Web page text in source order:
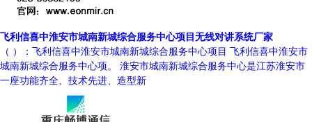
飞利信喜中淮安市城南新城综合服务中心项目无线对讲系统厂家
（ ）：飞利信喜中淮安市城南新城综合服务中心项目 飞利信喜中淮安市
城南新城综合服务中心项。 淮安市城南新城综合服务中心是江苏淮安市
一座功能齐全、技术先进、造型新